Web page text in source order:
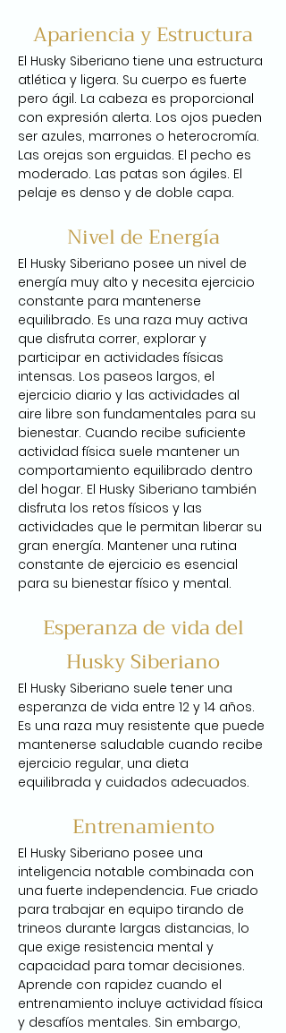
Apariencia y Estructura
El Husky Siberiano tiene una estructura
atlética y ligera. Su cuerpo es fuerte
pero ágil. La cabeza es proporcional
con expresión alerta. Los ojos pueden
ser azules, marrones o heterocromía.
Las orejas son erguidas. El pecho es
moderado. Las patas son ágiles. El
pelaje es denso y de doble capa.
Nivel de Energía
El Husky Siberiano posee un nivel de
energía muy alto y necesita ejercicio
constante para mantenerse
equilibrado. Es una raza muy activa
que disfruta correr, explorar y
participar en actividades físicas
intensas. Los paseos largos, el
ejercicio diario y las actividades al
aire libre son fundamentales para su
bienestar. Cuando recibe suficiente
actividad física suele mantener un
comportamiento equilibrado dentro
del hogar. El Husky Siberiano también
disfruta los retos físicos y las
actividades que le permitan liberar su
gran energía. Mantener una rutina
constante de ejercicio es esencial
para su bienestar físico y mental.
Esperanza de vida del
Husky Siberiano
El Husky Siberiano suele tener una
esperanza de vida entre 12 y 14 años.
Es una raza muy resistente que puede
mantenerse saludable cuando recibe
ejercicio regular, una dieta
equilibrada y cuidados adecuados.
Entrenamiento
El Husky Siberiano posee una
inteligencia notable combinada con
una fuerte independencia. Fue criado
para trabajar en equipo tirando de
trineos durante largas distancias, lo
que exige resistencia mental y
capacidad para tomar decisiones.
Aprende con rapidez cuando el
entrenamiento incluye actividad física
y desafíos mentales. Sin embargo,